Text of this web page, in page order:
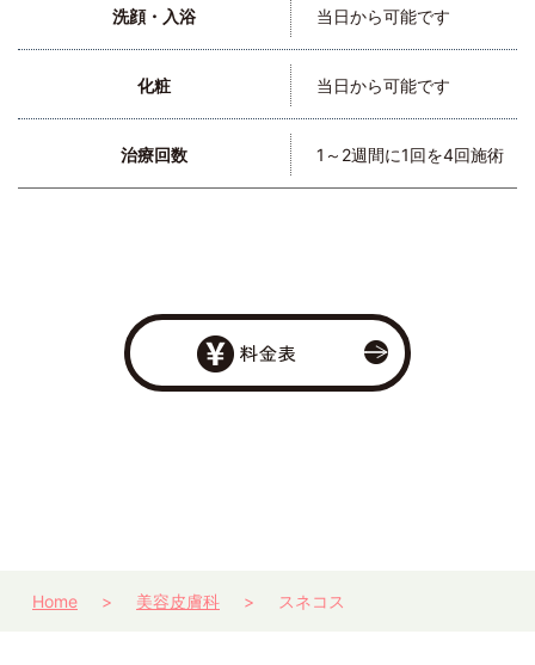
洗顔・入浴 当日から可能です
化粧 当日から可能です
治療回数 1～2週間に1回を4回施術
Home 美容皮膚科 スネコス